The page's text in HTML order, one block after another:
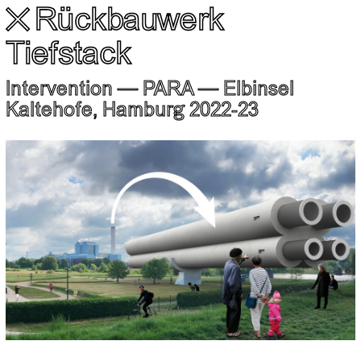
✕ Rückbauwerk
Tiefstack
Intervention ― PARA ― Elbinsel
Kaltehofe, Hamburg 2022-23